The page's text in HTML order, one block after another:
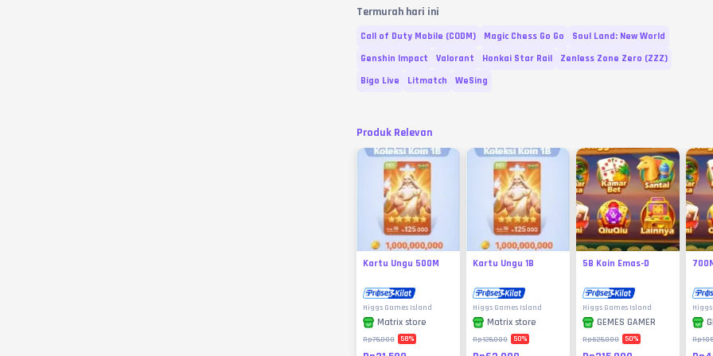
Termurah hari ini
Call of Duty Mobile (CODM) Magic Chess Go Go
Soul Land: New World
Genshin Impact
Valorant Honkai Star Rail
Zenless Zone Zero (ZZZ)
Bigo Live
Litmatch WeSing
Produk Relevan
Kartu Ungu 500M
Higgs Games Island
Matrix store
Rp75.000 58%
Kartu Ungu 1B
Higgs Games Island
Matrix store
Rp125.000 50%
5B Koin Emas-D
Higgs Games Island
GEMES GAMER
Rp625.000 50%
Higgs